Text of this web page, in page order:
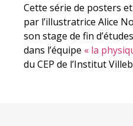
Cette série de posters
par l’illustratrice Alice
son stage de fin
dans l’équipe « la
du CEP de l’Institut